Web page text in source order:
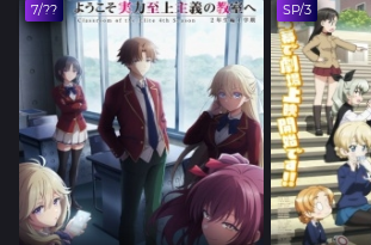
7/?? SP/3